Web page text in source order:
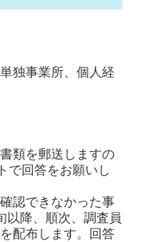
独事業所、個人経
類を郵送しますの
で回答をお願いし
認できなかった事
以降、順次、調査員
配布します。回答